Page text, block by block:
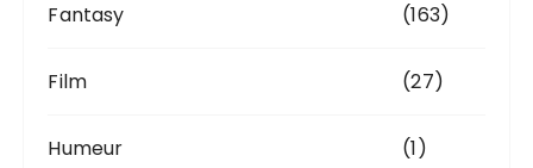
Fantasy (163)
Film (27)
Humeur (1)